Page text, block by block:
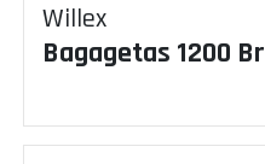
Willex
Bagagetas 1200